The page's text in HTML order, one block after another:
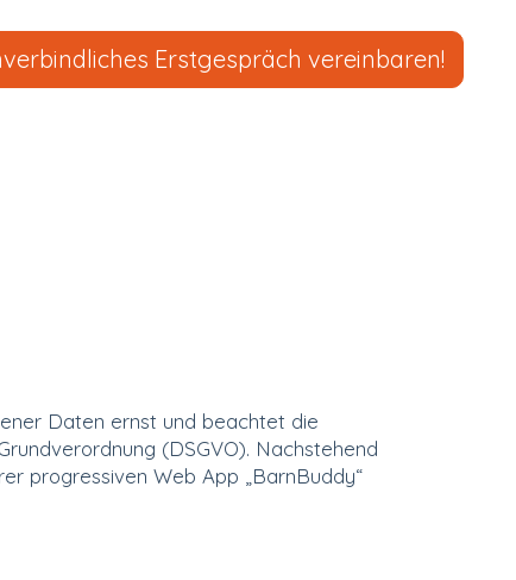
Erstgespräch vereinbaren!
Daten ernst und beachtet die
(DSGVO). Nachstehend
progressiven Web App „BarnBuddy“